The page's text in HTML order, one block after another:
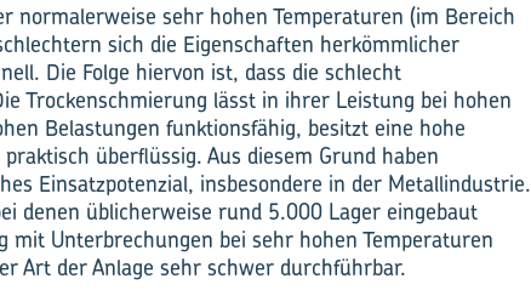
normalerweise sehr hohen Temperaturen (im Bereich
sich die Eigenschaften herkömmlicher
Die Folge hiervon ist, dass die schlecht
Trockenschmierung lässt in ihrer Leistung bei hohen
Belastungen funktionsfähig, besitzt eine hohe
überflüssig. Aus diesem Grund haben
Einsatzpotenzial, insbesondere in der Metallindustrie.
denen üblicherweise rund 5.000 Lager eingebaut
mit Unterbrechungen bei sehr hohen Temperaturen
Art der Anlage sehr schwer durchführbar.